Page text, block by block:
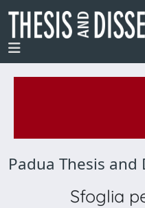
Padua Thesis
Sfoglia